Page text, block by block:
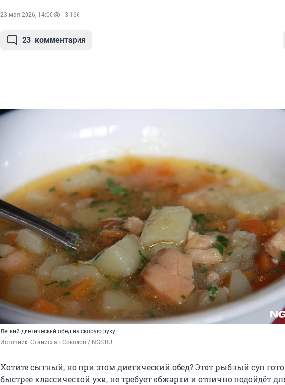
23 мая 2026, 14:00 3 166
23 комментария
Легкий диетический обед на скорую руку
Источник: Станислав Соколов / NGS.RU
Хотите сытный, но при этом диетический обед? Этот рыбный суп
быстрее классической ухи, не требует обжарки и отлично подойдёт